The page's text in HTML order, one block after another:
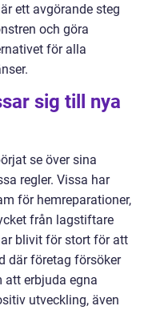
ett avgörande steg
och göra
för alla
sig till nya
se över sina
regler. Vissa har
för hemreparationer,
från lagstiftare
blivit för stort för att
där företag försöker
att erbjuda egna
utveckling, även